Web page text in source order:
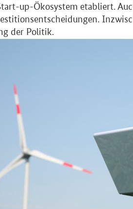
up-Ökosystem etabliert.
der Politik.